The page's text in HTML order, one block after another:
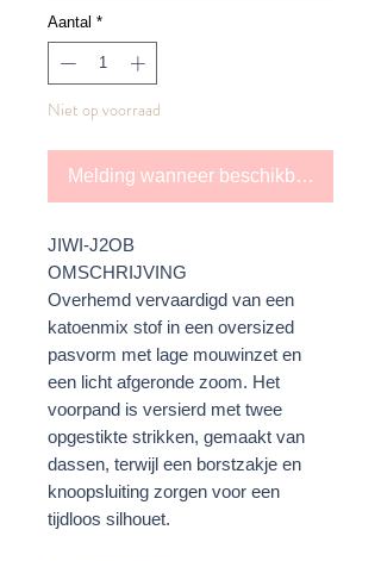
Aantal *
Niet op voorraad
Melding wanneer beschikbaar
JIWI-J2OB
OMSCHRIJVING
Overhemd vervaardigd van een
katoenmix stof in een oversized
pasvorm met lage mouwinzet en
een licht afgeronde zoom. Het
voorpand is versierd met twee
opgestikte strikken, gemaakt van
dassen, terwijl een borstzakje en
knoopsluiting zorgen voor een
tijdloos silhouet.